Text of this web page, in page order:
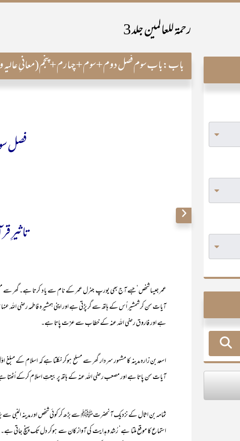
رحمۃ للعالمین جلد 3
باب:باب سوم فصل دوم+سوم+چہارم+پنجم(معانیِ عالیہ
فصل
تاثیرِ
عمر جیسا شخص‘ جسے آج بھی یورپ جنرل عمر کے نام سے یاد کرتا ہے۔ گھر
آیات سن کر شمشیر اُس کے ہاتھ سے گر پڑتی ہے اور اپنی ہمشیرہ فاطمہ رضی اللہ
ہے اور فاروق رضی اللہ عنہ کے خطاب سے عزت پاتا ہے۔
اسعد بن زارہ مدینہ کا مشہور سردار گھر سے مسلح ہوکر نکلتا ہے کہ اسلام کے
آیات سن پاتا ہے اور مصعب رضی اللہ عنہ کے ہاتھ پر بیعتِ اسلام کرکے اُٹھتا
ثمامہ بن اثال کے نزدیک آنحضرتﷺ سے بڑھ کر کوئی شخص اور مدینہ النبی
استماع کا موقع ملتا ہے‘ رُشد و ہدایت کی آواز کان سے ہوکر دل تک پہنچ